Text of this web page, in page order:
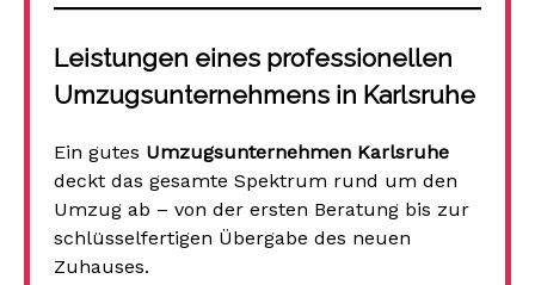
Leistungen eines professionellen
Umzugsunternehmens in Karlsruhe
Ein gutes Umzugsunternehmen Karlsruhe
deckt das gesamte Spektrum rund um den
Umzug ab – von der ersten Beratung bis zur
schlüsselfertigen Übergabe des neuen
Zuhauses.